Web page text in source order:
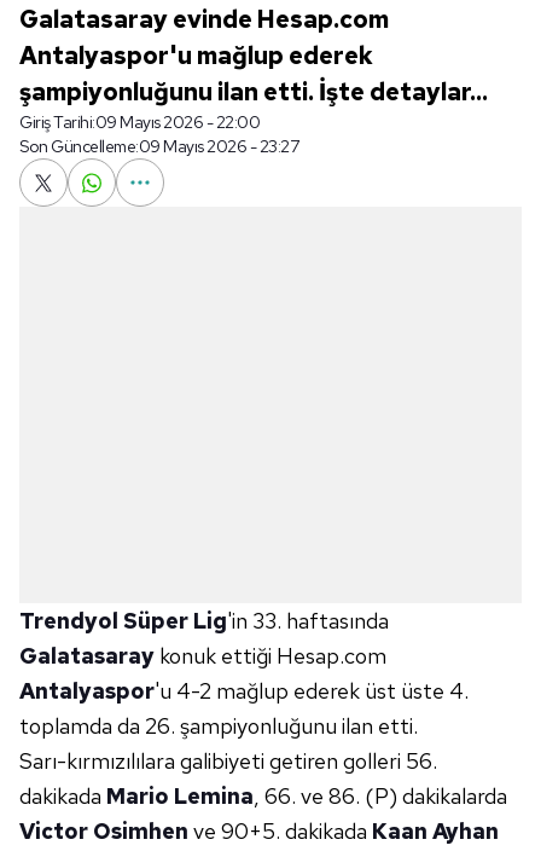
Galatasaray evinde Hesap.com
Antalyaspor'u mağlup ederek
şampiyonluğunu ilan etti. İşte detaylar...
Giriş Tarihi:09 Mayıs 2026 - 22:00
Son Güncelleme:09 Mayıs 2026 - 23:27
Trendyol Süper Lig'in 33. haftasında
Galatasaray konuk ettiği Hesap.com
Antalyaspor'u 4-2 mağlup ederek üst üste 4.
toplamda da 26. şampiyonluğunu ilan etti.
Sarı-kırmızılılara galibiyeti getiren golleri 56.
dakikada Mario Lemina, 66. ve 86. (P) dakikalarda
Victor Osimhen ve 90+5. dakikada Kaan Ayhan